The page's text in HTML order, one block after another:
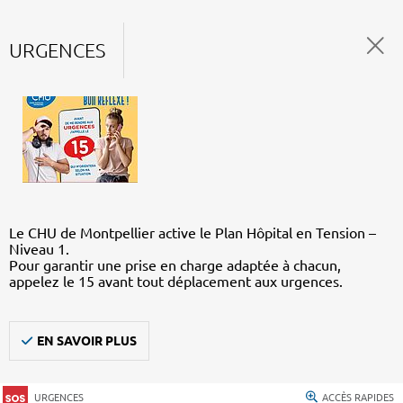
URGENCES
Le CHU de Montpellier active le Plan Hôpital en Tension –
Niveau 1.
Pour garantir une prise en charge adaptée à chacun,
appelez le 15 avant tout déplacement aux urgences.
EN SAVOIR PLUS
URGENCES ACCÈS RAPIDES